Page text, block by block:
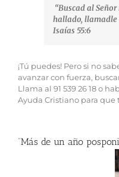
“Buscad al
hallado, llamadle
Isaías 55:6
¡Tú puedes! Pero si no
avanzar con fuerza,
Llama al 91 539 26 18 o
Ayuda Cristiano para que
“Más de un año